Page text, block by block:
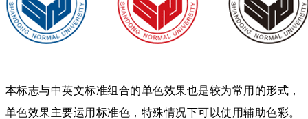
本标志与中英文标准组合的单色效果也是较为常用的形式，
单色效果主要运用标准色，特殊情况下可以使用辅助色彩。